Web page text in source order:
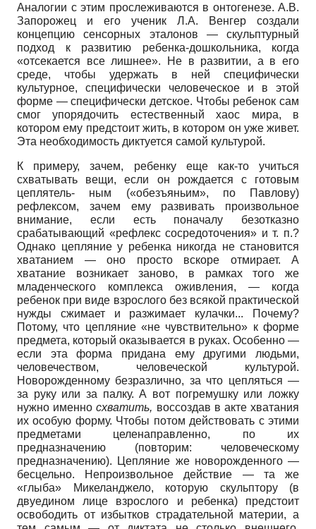
Аналогии с этим прослеживаются в онтогенезе. А.В.
Запорожец и его ученик Л.А. Венгер создали
концепцию сенсорных эталонов — скульптурный
подход к развитию ребенка-дошкольника, когда
«отсекается все лишнее». Не в развитии, а в его
среде, чтобы удержать в ней специфически
культурное, специфически человеческое и в этой
форме — специфически детское. Чтобы ребенок сам
смог упорядочить естественный хаос мира, в
котором ему предстоит жить, в котором он уже живет.
Эта необходимость диктуется самой культурой.
К примеру, зачем, ребенку еще как-то учиться
схватывать вещи, если он рождается с готовым
цеплятель- ным («обезъяньим», по Павлову)
рефлексом, зачем ему развивать произвольное
внимание, если есть поначалу безотказно
срабатывающий «рефлекс сосредоточения» и т. п.?
Однако цепляние у ребенка никогда не становится
хватанием — оно просто вскоре отмирает. А
хватание возникает заново, в рамках того же
младенческого комплекса оживления, — когда
ребенок при виде взрослого без всякой практической
нужды сжимает и разжимает кулачки... Почему?
Потому, что цепляние «не чувствительно» к форме
предмета, который оказывается в руках. Особенно —
если эта форма придана ему другими людьми,
человечеством, человеческой культурой.
Новорожденному безразлично, за что цепляться —
за руку или за палку. А вот погремушку или ложку
нужно именносхватить, воссоздав в акте хватания
их особую форму. Чтобы потом действовать с этими
предметами целенаправленно, по их
предназначению (повторим: человеческому
предназначению). Цепляние же новорожденного —
бесцельно. Непроизвольное действие — та же
«глыба» Микеланджело, которую скульптору (в
двуедином лице взрослого и ребенка) предстоит
освободить от избытков страдательной материи, а